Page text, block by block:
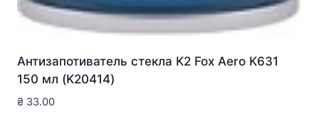
Антизапотиватель стекла K2 Fox Aero K631
150 мл (K20414)
₴ 33.00